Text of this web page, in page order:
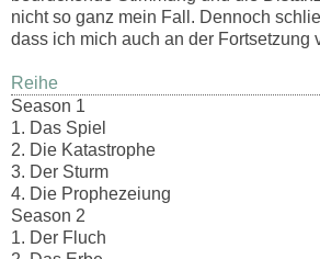
nicht so ganz mein Fall. Dennoch
dass ich mich auch an der Fortsetzung
Reihe
Season 1
1. Das Spiel
2. Die Katastrophe
3. Der Sturm
4. Die Prophezeiung
Season 2
1. Der Fluch